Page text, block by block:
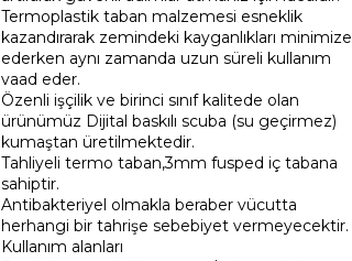
Termoplastik taban malzemesi esneklik
kazandırarak zemindeki kayganlıkları minimize
ederken aynı zamanda uzun süreli kullanım
vaad eder.
Özenli işçilik ve birinci sınıf kalitede olan
ürünümüz Dijital baskılı scuba (su geçirmez)
kumaştan üretilmektedir.
Tahliyeli termo taban,3mm fusped iç tabana
sahiptir.
Antibakteriyel olmakla beraber vücutta
herhangi bir tahrişe sebebiyet vermeyecektir.
Kullanım alanları